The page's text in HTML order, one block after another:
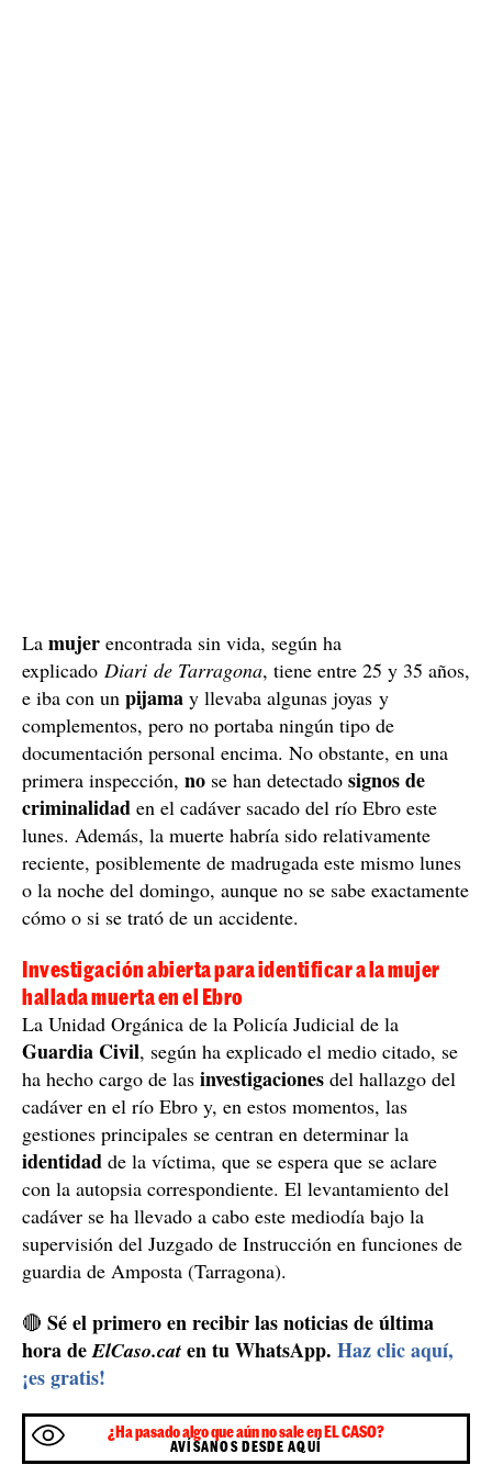
La mujer encontrada sin vida, según ha
explicado Diari de Tarragona, tiene entre 25 y 35 años,
e iba con un pijama y llevaba algunas joyas y
complementos, pero no portaba ningún tipo de
documentación personal encima. No obstante, en una
primera inspección, no se han detectado signos de
criminalidad en el cadáver sacado del río Ebro este
lunes. Además, la muerte habría sido relativamente
reciente, posiblemente de madrugada este mismo lunes
o la noche del domingo, aunque no se sabe exactamente
cómo o si se trató de un accidente.
Investigación abierta para identificar a la mujer
hallada muerta en el Ebro
La Unidad Orgánica de la Policía Judicial de la
Guardia Civil, según ha explicado el medio citado, se
ha hecho cargo de las investigaciones del hallazgo del
cadáver en el río Ebro y, en estos momentos, las
gestiones principales se centran en determinar la
identidad de la víctima, que se espera que se aclare
con la autopsia correspondiente. El levantamiento del
cadáver se ha llevado a cabo este mediodía bajo la
supervisión del Juzgado de Instrucción en funciones de
guardia de Amposta (Tarragona).
🔴 Sé el primero en recibir las noticias de última
hora deElCaso.cat en tu WhatsApp. Haz clic aquí,
¡es gratis!
¿Ha pasado algo que aún no sale en EL CASO?
AVÍSANOS DESDE AQUÍ